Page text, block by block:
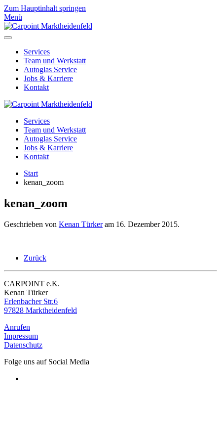
Zum Hauptinhalt springen
Menü
Services
Team und Werkstatt
Autoglas Service
Jobs & Karriere
Kontakt
Services
Team und Werkstatt
Autoglas Service
Jobs & Karriere
Kontakt
Start
kenan_zoom
kenan_zoom
Geschrieben von Kenan Türkeram 16. Dezember 2015.
Zurück
CARPOINT e.K.
Kenan Türker
Erlenbacher Str.6
97828 Marktheidenfeld
Anrufen
Impressum
Datenschutz
Folge uns auf Social Media